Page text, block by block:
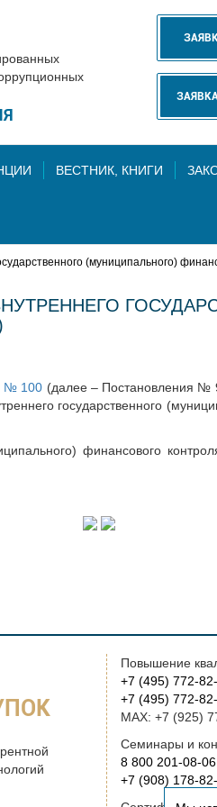
ВЕСТНИК, КНИГИ
(муниципального)
№ 100 (далее – Постановления №
государственного
финансового
Повышение
+7 (495) 772-
+7 (495) 772-
MAX: +7 (925)
Семинары и
8 800 201-08-06,
+7 (908) 178-